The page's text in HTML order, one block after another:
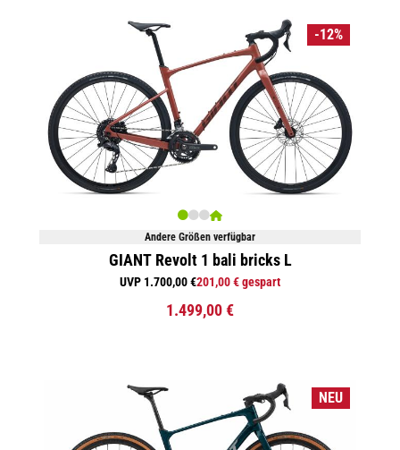
-12%
Andere Größen verfügbar
GIANT Revolt 1 bali bricks L
UVP 1.700,00 €201,00 € gespart
1.499,00 €
NEU